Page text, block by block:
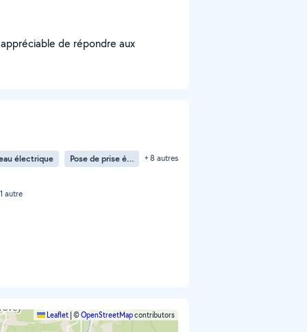
de répondre aux
électrique Pose de prise électrique + 8 autres
autre
Leaflet|©OpenStreetMapcontributors